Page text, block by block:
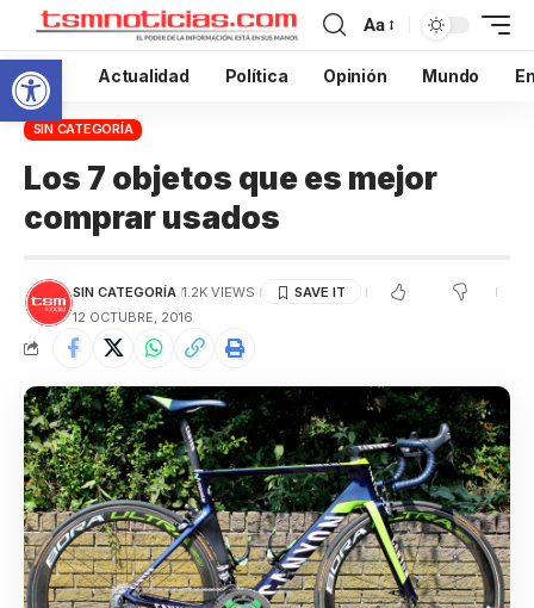
Abrir barra de herramientas
Aa
Inicio Actualidad Política Opinión Mundo
SIN CATEGORÍA
Los 7 objetos que es mejor
comprar usados
SIN CATEGORÍA 1.2K VIEWS
12 OCTUBRE, 2016